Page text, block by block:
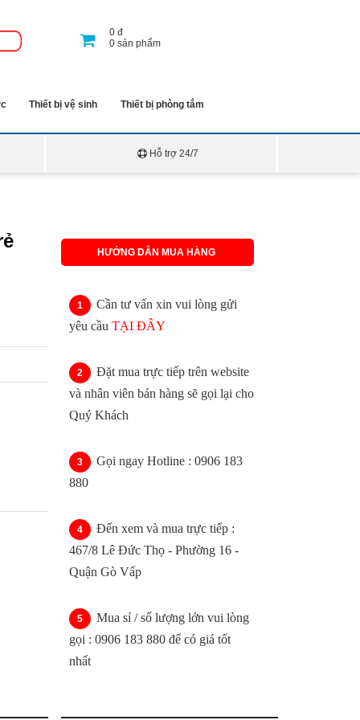
0đ
0sản phẩm
Thiết bị vệ sinh Thiết bị phòng tắm
Hỗ trợ 24/7
HƯỚNG DẪN MUA HÀNG
Cần tư vấn xin vui lòng gửi
yêu cầu TẠI ĐÂY
Đặt mua trực tiếp trên website
và nhân viên bán hàng sẽ gọi lại cho
Quý Khách
Gọi ngay Hotline : 0906 183
880
Đến xem và mua trực tiếp :
467/8 Lê Đức Thọ - Phường 16 -
Quận Gò Vấp
Mua sỉ / số lượng lớn vui lòng
gọi : 0906 183 880 để có giá tốt
nhất